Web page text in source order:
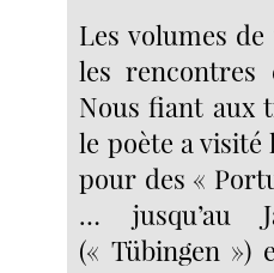
Les volumes
les rencontres
Nous fiant aux
le poète a visité
pour des «
… jusqu’au
(« Tübingen »)